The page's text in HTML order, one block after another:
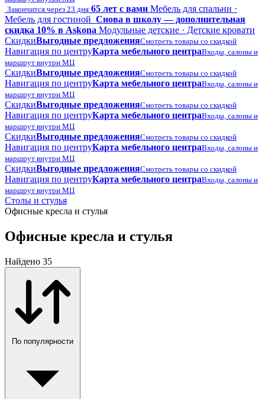
Закончится через 23 дня 65 лет с вами Мебель для спальни ·
Мебель для гостиной Снова в школу — дополнительная
скидка 10% в Askona Модульные детские · Детские кровати
СкидкиВыгодные предложенияСмотреть товары со скидкой
Навигация по центруКарта мебельного центраВходы, салоны и
маршрут внутри МЦ
СкидкиВыгодные предложенияСмотреть товары со скидкой
Навигация по центруКарта мебельного центраВходы, салоны и
маршрут внутри МЦ
СкидкиВыгодные предложенияСмотреть товары со скидкой
Навигация по центруКарта мебельного центраВходы, салоны и
маршрут внутри МЦ
СкидкиВыгодные предложенияСмотреть товары со скидкой
Навигация по центруКарта мебельного центраВходы, салоны и
маршрут внутри МЦ
СкидкиВыгодные предложенияСмотреть товары со скидкой
Навигация по центруКарта мебельного центраВходы, салоны и
маршрут внутри МЦ
Столы и стулья
Офисные кресла и стулья
Офисные кресла и стулья
Найдено 35
По популярности